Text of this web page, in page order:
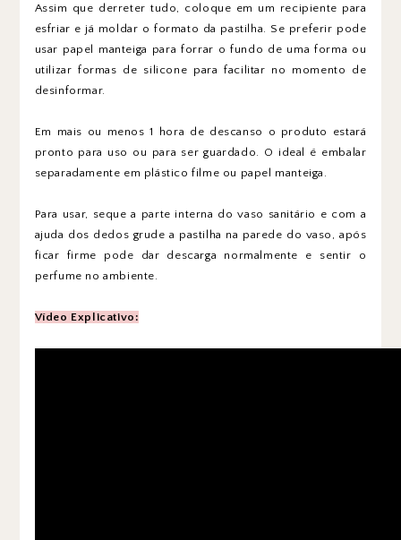
Assim que derreter tudo, coloque em um recipiente para
esfriar e já moldar o formato da pastilha. Se preferir pode
usar papel manteiga para forrar o fundo de uma forma ou
utilizar formas de silicone para facilitar no momento de
desinformar.
Em mais ou menos 1 hora de descanso o produto estará
pronto para uso ou para ser guardado. O ideal é embalar
separadamente em plástico filme ou papel manteiga.
Para usar, seque a parte interna do vaso sanitário e com a
ajuda dos dedos grude a pastilha na parede do vaso, após
ficar firme pode dar descarga normalmente e sentir o
perfume no ambiente.
Vídeo Explicativo: